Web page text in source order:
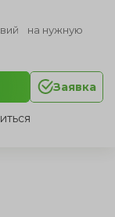
на нужную
Заявка